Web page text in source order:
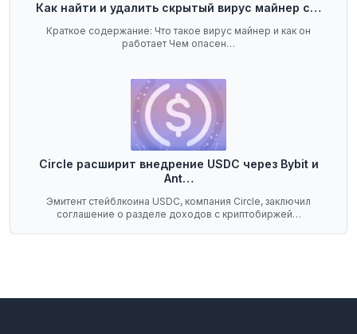
Как найти и удалить скрытый вирус майнер с…
Краткое содержание: Что такое вирус майнер и как он
работает Чем опасен…
Circle расширит внедрение USDC через Bybit и
Ant…
Эмитент стейблкоина USDC, компания Circle, заключил
соглашение о разделе доходов с криптобиржей…